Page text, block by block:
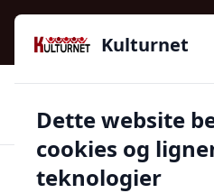
Kulturnet - Alt Det Gode I Livet
2016
97 kategorier 👍Kun
Kulturnet
Dette website
cookies og
teknologier